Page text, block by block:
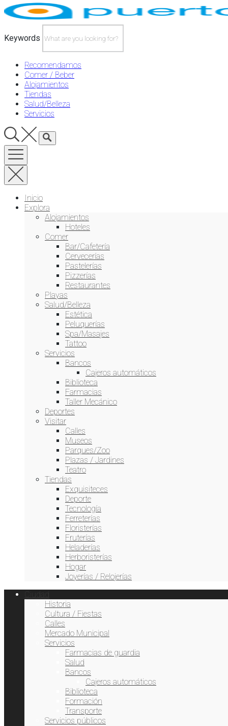
Skip
to
Keywords
Recomendamos
Comer / Beber
Alojamientos
Tiendas
Salud/Belleza
Servicios
Inicio
Explora
Alojamientos
Hoteles
Comer
Bar/Cafetería
Cervecerías
Pastelerías
Pizzerías
Restaurantes
Playas
Salud/Belleza
Estética
Peluquerías
Spa/Masajes
Tattoo
Servicios
Bancos
Cajeros automáticos
Biblioteca
Farmacias
Taller Mecánico
Deportes
Visitar
Calles
Museos
Parques/Zoo
Plazas / Jardines
Teatro
Tiendas
Exquisiteces
Deporte
Tecnología
Ferreterías
Floristerías
Fruterías
Heladerías
Herboristerías
Hogar
Joyerías / Relojerías
Ciudad
Historia
Cultura / Fiestas
Calles
Mercado Municipal
Servicios
Farmacias de guardia
Salud
Bancos
Cajeros automáticos
Biblioteca
Formación
Transporte
Servicios públicos